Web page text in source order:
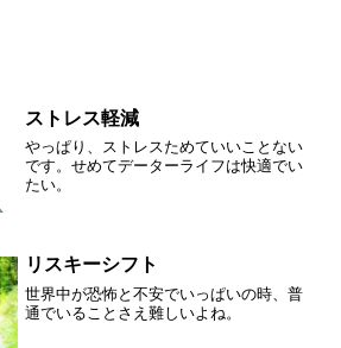
ストレス軽減
やっぱり、ストレスためていいことない
です。せめてデーターライフは快適でい
たい。
リスキーシフト
世界中が恐怖と不安でいっぱいの時、普
通でいることさえ難しいよね。